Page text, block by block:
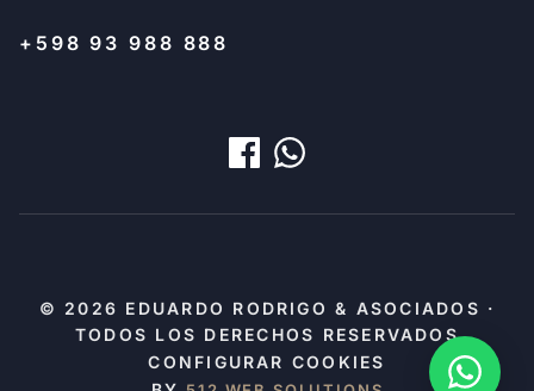
+598 93 988 888
© 2026 EDUARDO RODRIGO & ASOCIADOS ·
TODOS LOS DERECHOS RESERVADOS
CONFIGURAR COOKIES